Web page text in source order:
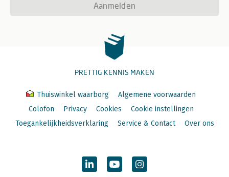
Aanmelden
PRETTIG KENNIS MAKEN
Thuiswinkel waarborg
Algemene voorwaarden
Colofon
Privacy Cookies
Cookie instellingen
Toegankelijkheidsverklaring
Service & Contact Over ons